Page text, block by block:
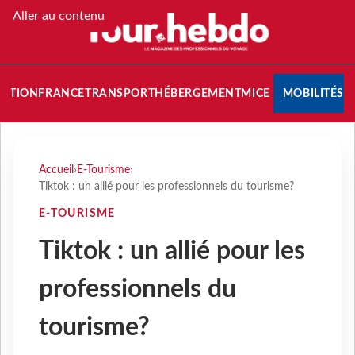
Aller au contenu
FRANCETRANSPORT HÉBERGEMENTMICE MOBILITÉS
Accueil › E-Tourisme›
Tiktok : un allié pour les professionnels du tourisme?
E-TOURISME
Tiktok : un allié pour les
professionnels du
tourisme?